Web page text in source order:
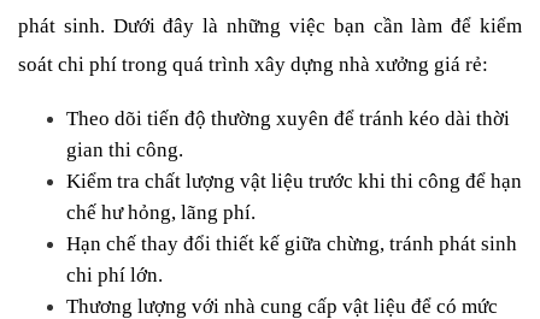
phát sinh. Dưới đây là những việc bạn cần làm để kiểm
soát chi phí trong quá trình xây dựng nhà xưởng giá rẻ:
Theo dõi tiến độ thường xuyên để tránh kéo dài thời
gian thi công.
Kiểm tra chất lượng vật liệu trước khi thi công để hạn
chế hư hỏng, lãng phí.
Hạn chế thay đổi thiết kế giữa chừng, tránh phát sinh
chi phí lớn.
Thương lượng với nhà cung cấp vật liệu để có mức